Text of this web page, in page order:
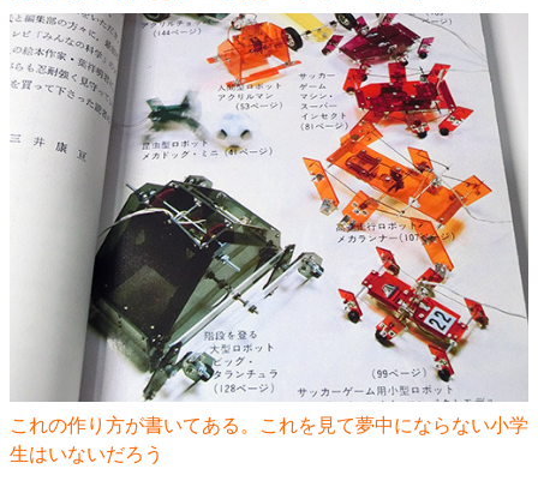
これの作り方が書いてある。これを見て夢中にならない小学
生はいないだろう